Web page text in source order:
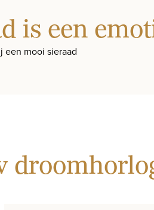
is een
een mooi sieraad